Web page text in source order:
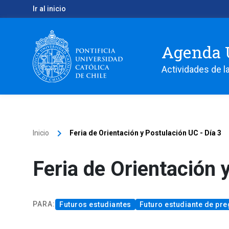
Ir al inicio
Agenda
Actividades de
Inicio keyboard_arrow_right Feria de Orientación y Postulación UC - Día 3
Feria de Orientación
PARA: Futuros estudiantes Futuro estudiante de